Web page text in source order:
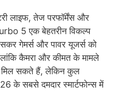
लाइफ, तेज परफॉर्मेंस और
5 एक बेहतरीन विकल्प
गेमर्स और पावर यूजर्स को
कैमरा और कीमत के मामले
मिल सकते हैं, लेकिन कुल
के सबसे दमदार स्मार्टफोन्स में